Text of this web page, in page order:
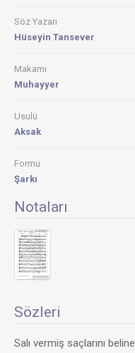
Söz Yazarı
Hüseyin Tansever
Makamı
Muhayyer
Usulü
Aksak
Formu
Şarkı
Notaları
Sözleri
Salı vermiş saçlarını beline